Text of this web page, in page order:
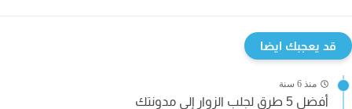
قد يعجبك ايضا
منذ 6 سنة
أفضل 5 طرق لجلب الزوار إلى مدونتك